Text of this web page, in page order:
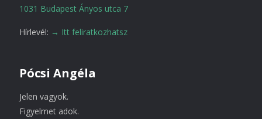
1031 Budapest Ányos utca 7
Hírlevél: → Itt feliratkozhatsz
Pócsi Angéla
Jelen vagyok.
Figyelmet adok.